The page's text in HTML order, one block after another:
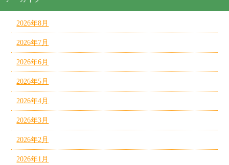
2026年8月
2026年7月
2026年6月
2026年5月
2026年4月
2026年3月
2026年2月
2026年1月